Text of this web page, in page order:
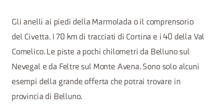
Gli anelli ai piedi della Marmolada o il comprensorio
del Civetta. I 70 km di tracciati di Cortina e i 40 della Val
Comelico. Le piste a pochi chilometri da Belluno sul
Nevegal e da Feltre sul Monte Avena. Sono solo alcuni
esempi della grande offerta che potrai trovare in
provincia di Belluno.